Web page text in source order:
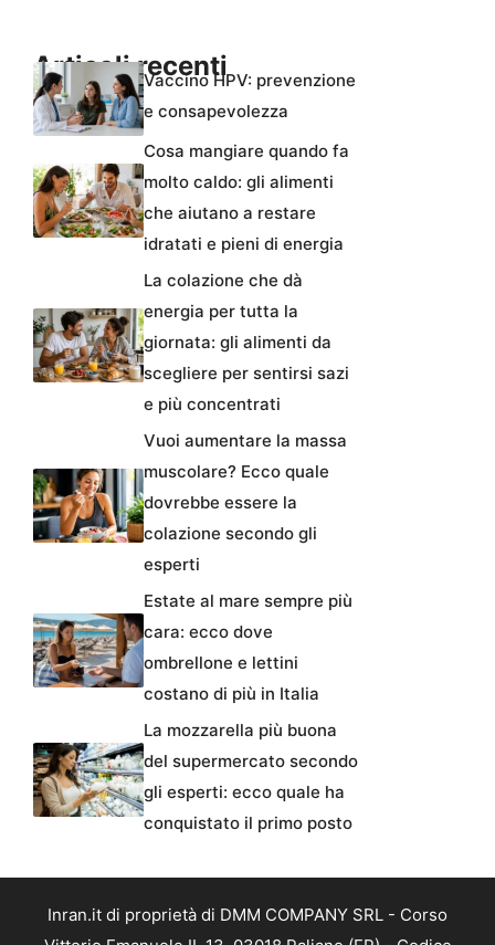
Articoli recentiVaccino HPV: prevenzione
e consapevolezza
Cosa mangiare quando fa
molto caldo: gli alimenti
che aiutano a restare
idratati e pieni di energia
La colazione che dà
energia per tutta la
giornata: gli alimenti da
scegliere per sentirsi sazi
e più concentrati
Vuoi aumentare la massa
muscolare? Ecco quale
dovrebbe essere la
colazione secondo gli
esperti
Estate al mare sempre più
cara: ecco dove
ombrellone e lettini
costano di più in Italia
La mozzarella più buona
del supermercato secondo
gli esperti: ecco quale ha
conquistato il primo posto
Inran.it di proprietà di DMM COMPANY SRL - Corso